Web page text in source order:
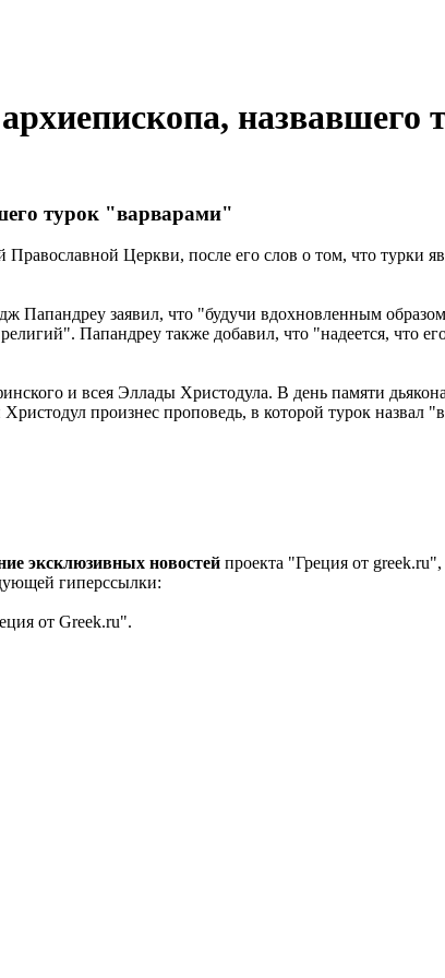
турок "варварами"
Православной Церкви, после его слов о том, что
заявил, что "будучи вдохновленным
Папандреу также добавил, что "надеется, что
и всея Эллады Христодула. В день памяти
произнес проповедь, в которой турок назвал
эксклюзивных новостей проекта "Греция от
гиперссылки:
от Greek.ru".